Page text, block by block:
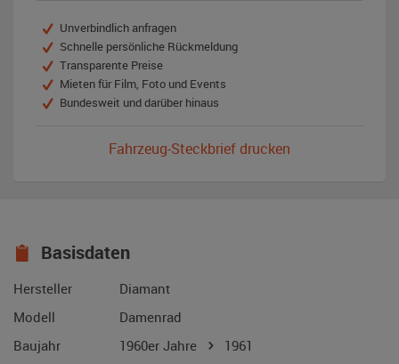
Unverbindlich anfragen
Schnelle persönliche Rückmeldung
Transparente Preise
Mieten für Film, Foto und Events
Bundesweit und darüber hinaus
Fahrzeug-Steckbrief drucken
Basisdaten
Hersteller
Diamant
Modell
Damenrad
Baujahr
1960er Jahre
1961